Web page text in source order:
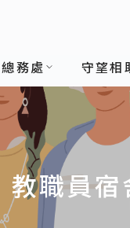
務處 守望相
教職員